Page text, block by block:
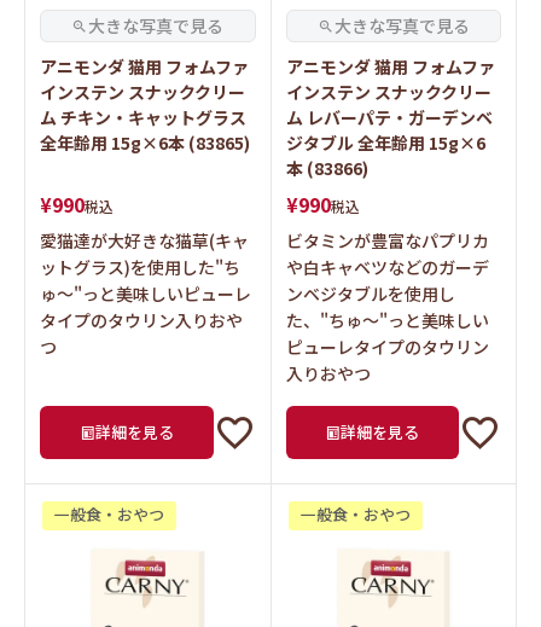
アニモンダ 猫用 フォムファ
インステン スナッククリー
ム チキン・キャットグラス
全年齢用 15g×6本 (83865)
¥990税込
ットグラス)を使用した"ち
ゅ～"っと美味しいピューレ
タイプのタウリン入りおや
つ
アニモンダ 猫用 フォムファ
インステン スナッククリー
ム レバーパテ・ガーデンベ
ジタブル 全年齢用 15g×6
本 (83866)
¥990税込
や白キャベツなどのガーデ
ンベジタブルを使用し
た、"ちゅ～"っと美味しい
ピューレタイプのタウリン
入りおやつ
詳細を見る
一般食・おやつ 一般食・おやつ